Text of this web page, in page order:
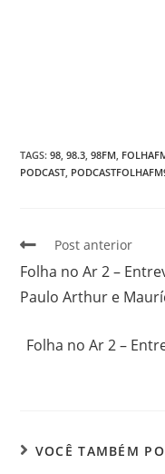
TAGS:98 98.3 98FM
PODCAST
Post anterior
Folha no Ar 2 –
Paulo Arthur e
Folha no Ar 2 –
VOCÊ TAMBÉM